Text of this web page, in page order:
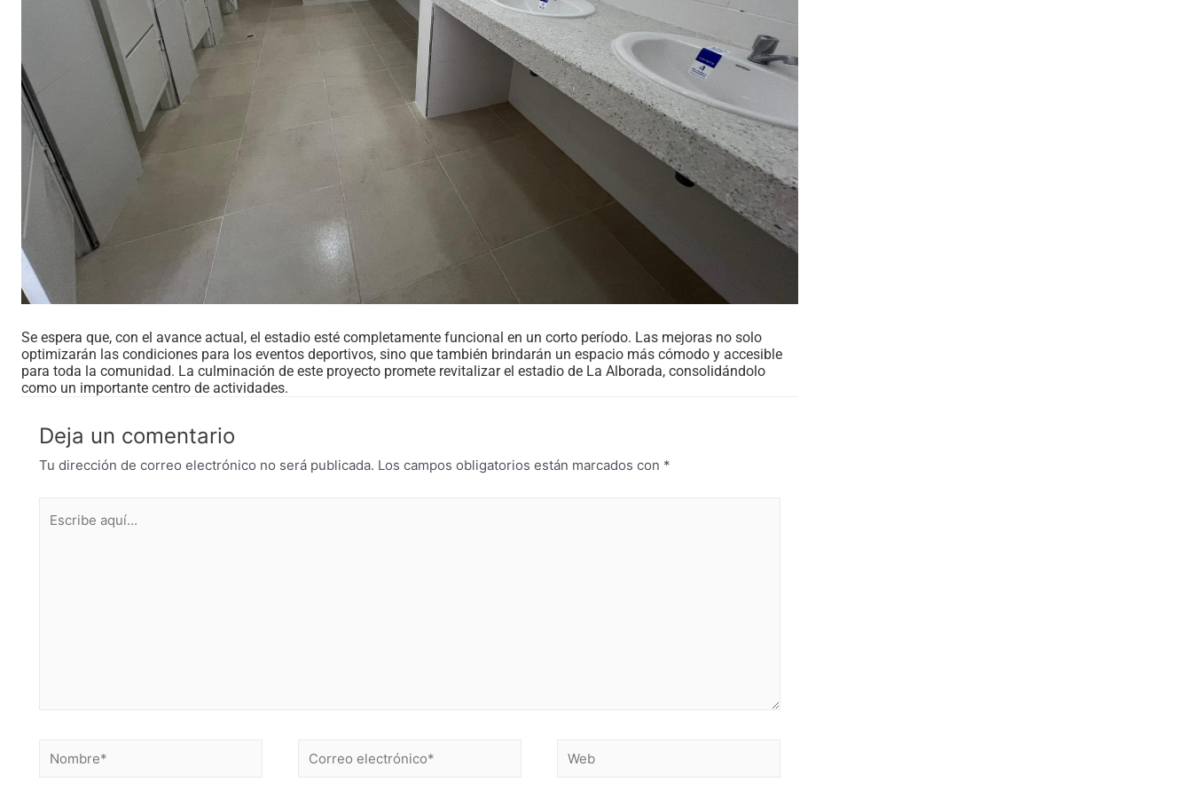
Se espera que, con el avance actual, el estadio esté completamente funcional en un corto período. Las mejoras no solo
optimizarán las condiciones para los eventos deportivos, sino que también brindarán un espacio más cómodo y accesible
para toda la comunidad. La culminación de este proyecto promete revitalizar el estadio de La Alborada, consolidándolo
como un importante centro de actividades.
Deja un comentario
Tu dirección de correo electrónico no será publicada. Los campos obligatorios están marcados con *